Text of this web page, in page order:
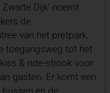
Dijk’ noemt
de
van het pretpark.
toegangsweg tot het
& ride-strook voor
gasten. Er komt een